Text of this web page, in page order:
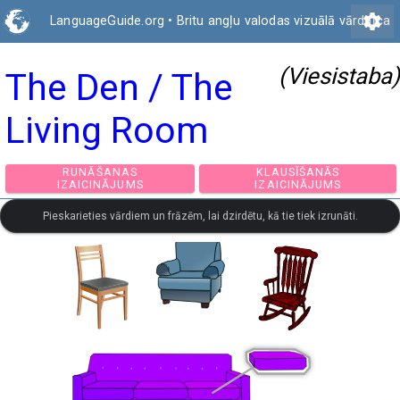
LanguageGuide.org • Britu angļu valodas vizuālā vārdnīca
settings
The Den / The
Living Room
(Viesistaba)
RUNĀŠANAS
IZAICINĀJUMS
KLAUSĪŠANĀS
IZAICINĀJUMS
Pieskarieties vārdiem un frāzēm, lai dzirdētu, kā tie tiek izrunāti.